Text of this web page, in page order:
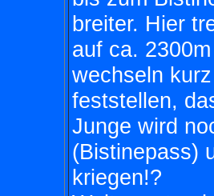
breiter. Hier
auf ca.
wechseln
feststellen,
Junge wird
(Bistinepass)
kriegen!?